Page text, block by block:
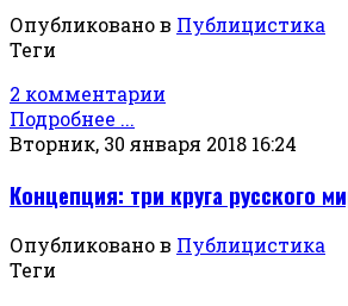
Опубликовано в Публицистика
Теги
2 комментарии
Подробнее ...
Вторник, 30 января 2018 16:24
Концепция: три круга русского
Опубликовано в Публицистика
Теги